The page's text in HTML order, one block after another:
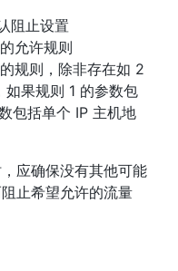
阻止设置
允许规则
规则，除非存在如 2
果规则 1 的参数包
包括单个 IP 主机地
应确保没有其他可能
止希望允许的流量